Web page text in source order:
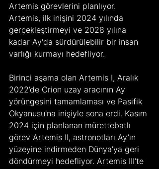
Artemis görevlerini planlıyor.
Artemis, ilk inişini 2024 yılında
gerçekleştirmeyi ve 2028 yılına
kadar Ay'da sürdürülebilir bir insan
varlığı kurmayı hedefliyor.
Birinci aşama olan Artemis I, Aralık
2022’de Orion uzay aracının Ay
yörüngesini tamamlaması ve Pasifik
Okyanusu'na inişiyle sona erdi. Kasım
2024 için planlanan mürettebatlı
görev Artemis II, astronotları Ay’ın
yüzeyine indirmeden Dünya’ya geri
döndürmeyi hedefliyor. Artemis III’te